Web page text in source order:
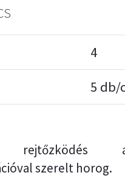
4
5 db/
rejtőzködés
szerelt horog.